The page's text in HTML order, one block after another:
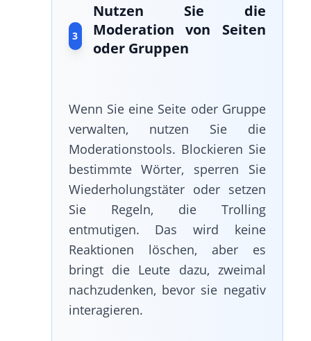
3
Nutzen Sie die
Moderation von Seiten
oder Gruppen
Wenn Sie eine Seite oder Gruppe
verwalten, nutzen Sie die
Moderationstools. Blockieren Sie
bestimmte Wörter, sperren Sie
Wiederholungstäter oder setzen
Sie Regeln, die Trolling
entmutigen. Das wird keine
Reaktionen löschen, aber es
bringt die Leute dazu, zweimal
nachzudenken, bevor sie negativ
interagieren.